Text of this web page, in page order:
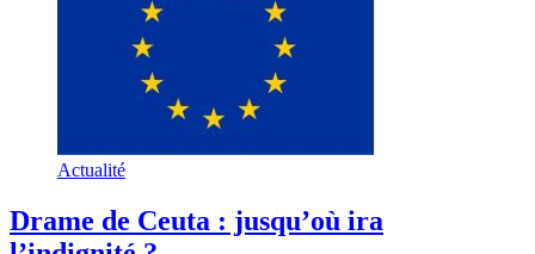
Actualité
Drame de Ceuta : jusqu’où ira